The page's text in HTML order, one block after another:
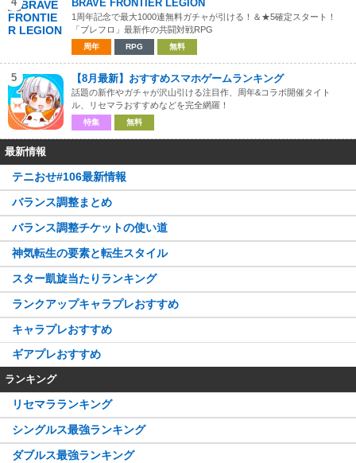
BRAVE FRONTIER LEGION
1周年記念で最大1000連無料ガチャが引ける！＆★5確定スタート！
「ブレフロ」最新作の共闘対戦RPG
周年 RPG 無料
5 【8月最新】おすすめスマホゲームランキング
話題の新作やガチャが沢山引ける注目作、周年&コラボ開催タイト
ル、リセマラおすすめなどを完全網羅！
特集 無料
最新情報
テニおせ#106最新情報
バランス調整まとめ
バランス調整チケットの使い道
神気転生の要素と転生スタイル
スター凱旋当たりランキング
ランクアップキャラプレおすすめ
キャラプレおすすめ
ギアプレおすすめ
ランキング
リセマラランキング
シングルス最強ランキング
ダブルス最強ランキング